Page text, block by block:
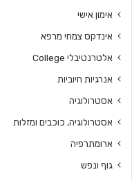
אימון אישי
אינדקס צמחי מרפא
אלטרנטיבלי College
אנרגיות חיוביות
אסטרולוגיה
אסטרולוגיה, כוכבים ומזלות
ארומתרפיה
גוף ונפש